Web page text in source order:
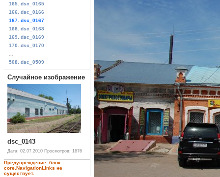
165. dsc_0165
166. dsc_0166
167. dsc_0167
168. dsc_0168
169. dsc_0169
170. dsc_0170
508. dsc_0509
Случайное изображение
dsc_0143
Дата: 02.07.2010 Просмотров: 1676
Предупреждение: блок
core.NavigationLinks не
существует.